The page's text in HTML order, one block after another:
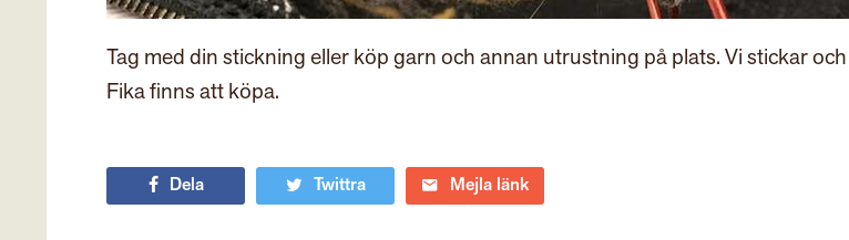
Tag med din stickning eller köp garn och annan utrustning på plats. Vi stickar
Fika finns att köpa.
Dela Twittra Mejla länk